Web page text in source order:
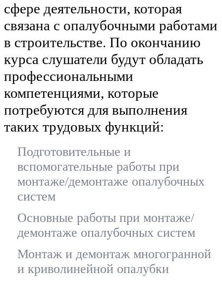
сфере деятельности, которая
связана с опалубочными работами
в строительстве. По окончанию
курса слушатели будут обладать
профессиональными
компетенциями, которые
потребуются для выполнения
таких трудовых функций:
Подготовительные и
вспомогательные работы при
монтаже/демонтаже опалубочных
систем
Основные работы при монтаже/
демонтаже опалубочных систем
Монтаж и демонтаж многогранной
и криволинейной опалубки